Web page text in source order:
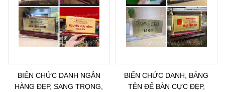
BIỂN CHỨC DANH NGÂN
HÀNG ĐẸP, SANG TRỌNG,
BIỂN CHỨC DANH, BẢNG
TÊN ĐỂ BÀN CỰC ĐẸP,